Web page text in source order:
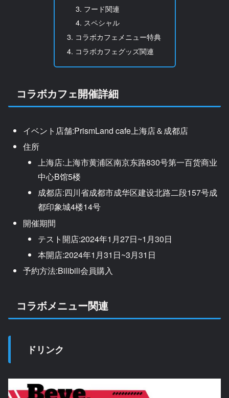
フード関連
スペシャル
コラボカフェメニュー特典
コラボカフェグッズ関連
コラボカフェ開催詳細
イベント店舗:PrismLand cafe上海店＆成都店
住所
上海店:上海市黄浦区南京东路830号第一百货商业
中心B馆5楼
成都店:四川省成都市成华区建设北路二段157号成
都印象城4楼14号
開催期間
テスト開店:2024年1月27日~1月30日
本開店:2024年1月31日~3月31日
予約方法:Bilibili会員購入
コラボメニュー関連
ドリンク